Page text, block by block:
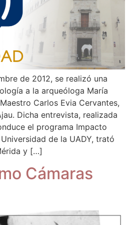
de 2012, se realizó una
a la arqueóloga María
Carlos Evia Cervantes,
Dicha entrevista, realizada
el programa Impacto
de la UADY, trató
y […]
Cámaras